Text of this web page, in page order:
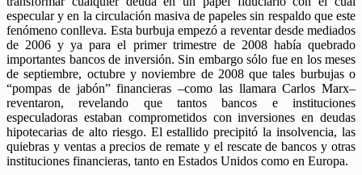
especular y en la circulación masiva de papeles sin respaldo que este
fenómeno conlleva. Esta burbuja empezó a reventar desde mediados
de 2006 y ya para el primer trimestre de 2008 había quebrado
importantes bancos de inversión. Sin embargo sólo fue en los meses
de septiembre, octubre y noviembre de 2008 que tales burbujas o
“pompas de jabón” financieras –como las llamara Carlos Marx–
reventaron, revelando que tantos bancos e instituciones
especuladoras estaban comprometidos con inversiones en deudas
hipotecarias de alto riesgo. El estallido precipitó la insolvencia, las
quiebras y ventas a precios de remate y el rescate de bancos y otras
instituciones financieras, tanto en Estados Unidos como en Europa.